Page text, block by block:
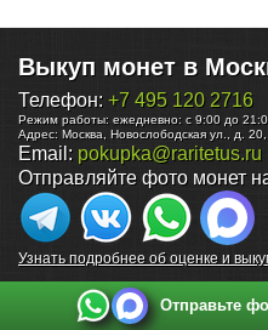
Выкуп монет в
Телефон: +7 495 120 2716
Режим работы: ежедневно: с 9:00 до
Адрес: Москва Новослободская ул., д.
Email: pokupka@raritetus.ru
Отправляйте фото монет
Узнать подробнее об оценке и
Отправьте